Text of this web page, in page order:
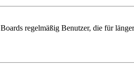
regelmäßig Benutzer, die für